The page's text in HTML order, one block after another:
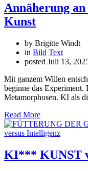
Annäherung
Kunst
by Brigitte Windt
in Bild Text
posted Juli 13,
Mit ganzem Willen
beginne das Experiment.
Metamorphosen. KI als
Read More
KI*** KUNST